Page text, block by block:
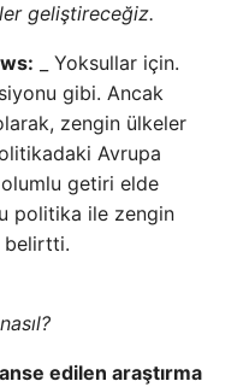
geliştireceğiz.
_ Yoksullar için.
gibi. Ancak
zengin ülkeler
Avrupa
olumlu getiri elde
politika ile zengin
belirtti.
edilen araştırma